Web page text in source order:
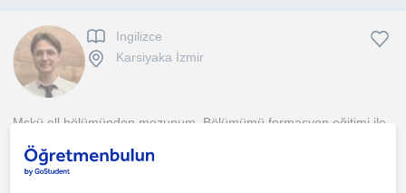
Ingilizce
Karsiyaka İzmir
Mskü ell bölümünden mezunum. Bölümümü formasyon eğitimi ile
1. ders ücretsiz